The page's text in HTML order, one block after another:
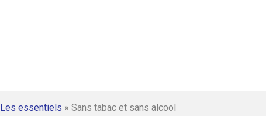
Les essentiels » Sans tabac et sans alcool